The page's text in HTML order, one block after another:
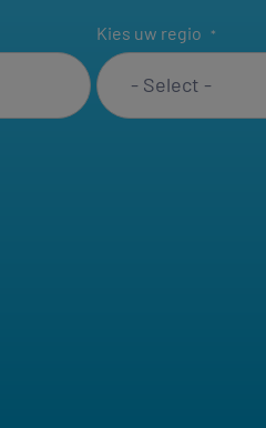
Kies uw regio *